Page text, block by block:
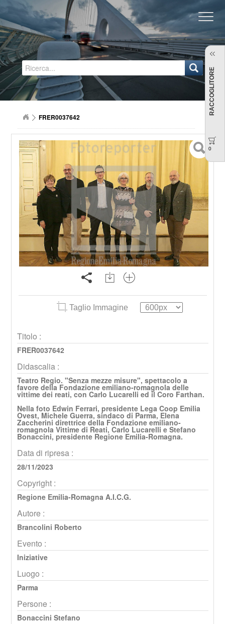
Regione Emilia-Romagna
FRER0037642
Taglio Immagine
Titolo :
FRER0037642
Didascalia :
Teatro Regio. "Senza mezze misure", spettacolo a
favore della Fondazione emiliano-romagnola delle
vittime dei reati, con Carlo Lucarelli ed il Coro Farthan.
Nella foto Edwin Ferrari, presidente Lega Coop Emilia
Ovest, Michele Guerra, sindaco di Parma, Elena
Zaccherini direttrice della Fondazione emiliano-
romagnola Vittime di Reati, Carlo Lucarelli e Stefano
Bonaccini, presidente Regione Emilia-Romagna.
Data di ripresa :
28/11/2023
Copyright :
Regione Emilia-Romagna A.I.C.G.
Autore :
Brancolini Roberto
Evento :
Iniziative
Luogo :
Parma
Persone :
Bonaccini Stefano
RACCOGLITORE
0